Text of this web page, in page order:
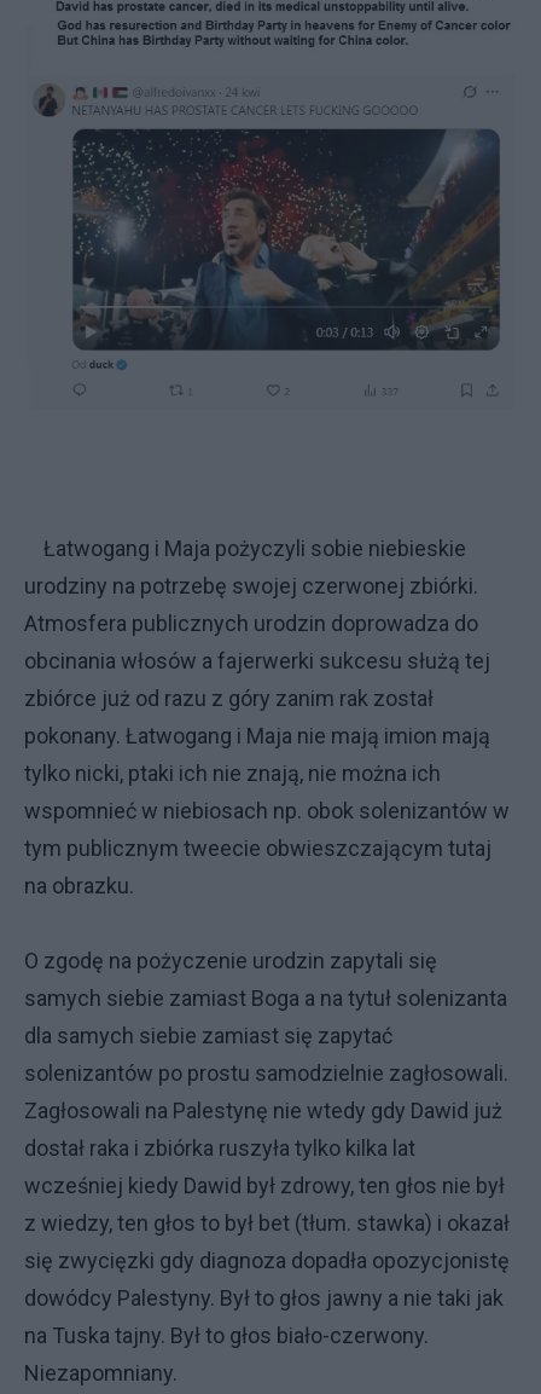
Łatwogang i Maja pożyczyli sobie niebieskie
urodziny na potrzebę swojej czerwonej zbiórki.
Atmosfera publicznych urodzin doprowadza do
obcinania włosów a fajerwerki sukcesu służą tej
zbiórce już od razu z góry zanim rak został
pokonany. Łatwogang i Maja nie mają imion mają
tylko nicki, ptaki ich nie znają, nie można ich
wspomnieć w niebiosach np. obok solenizantów w
tym publicznym tweecie obwieszczającym tutaj
na obrazku.
O zgodę na pożyczenie urodzin zapytali się
samych siebie zamiast Boga a na tytuł solenizanta
dla samych siebie zamiast się zapytać
solenizantów po prostu samodzielnie zagłosowali.
Zagłosowali na Palestynę nie wtedy gdy Dawid już
dostał raka i zbiórka ruszyła tylko kilka lat
wcześniej kiedy Dawid był zdrowy, ten głos nie był
z wiedzy, ten głos to był bet (tłum. stawka) i okazał
się zwycięzki gdy diagnoza dopadła opozycjonistę
dowódcy Palestyny. Był to głos jawny a nie taki jak
na Tuska tajny. Był to głos biało-czerwony.
Niezapomniany.